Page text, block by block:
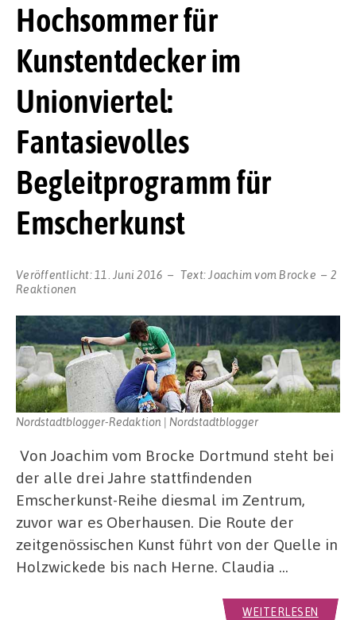
Hochsommer für
Kunstentdecker im
Unionviertel:
Fantasievolles
Begleitprogramm für
Emscherkunst
Veröffentlicht: 11. Juni 2016 Text: Joachim vom Brocke
2
Reaktionen
Nordstadtblogger-Redaktion | Nordstadtblogger
Von Joachim vom Brocke Dortmund steht bei
der alle drei Jahre stattfindenden
Emscherkunst-Reihe diesmal im Zentrum,
zuvor war es Oberhausen. Die Route der
zeitgenössischen Kunst führt von der Quelle in
Holzwickede bis nach Herne. Claudia …
WEITERLESEN